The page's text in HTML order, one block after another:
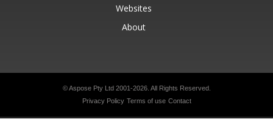
Websites
About
© Aspose Pty Ltd 2001-2026. All Rights Reserved.
Privacy Policy Terms of use Contact